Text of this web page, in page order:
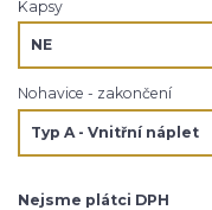
Kapsy
Nohavice - zakončení
Nejsme plátci DPH